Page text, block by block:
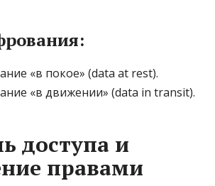
«в покое» (data at rest).
«в движении» (data in transit).
доступа и
правами